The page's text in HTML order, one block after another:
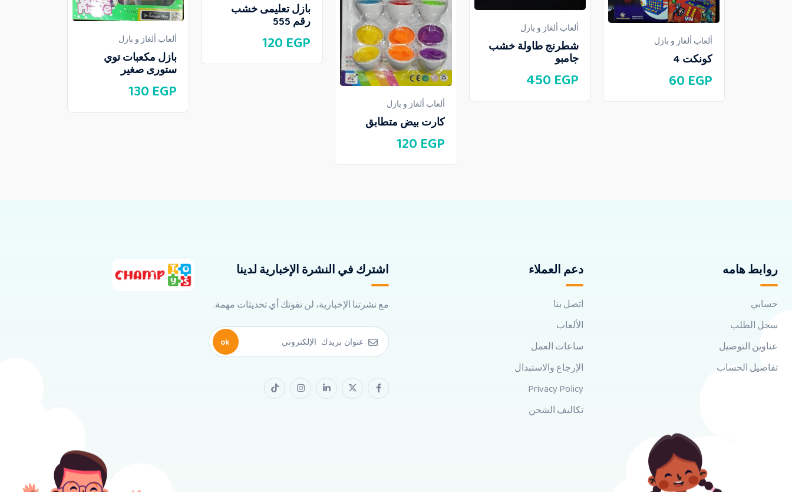
ألعاب ألغاز و بازل
كونكت 4
60 EGP
ألعاب ألغاز و بازل
شطرنج طاولة خشب
جامبو
450 EGP
ألعاب ألغاز و بازل
كارت بيض متطابق
120 EGP
بازل تعليمى خشب
رقم 555
120 EGP ألعاب ألغاز و بازل
بازل مكعبات توي
ستورى صغير
130 EGP
روابط هامه
حسابي
سجل الطلب
عناوين التوصيل
تفاصيل الحساب
دعم العملاء
اتصل بنا
الألعاب
ساعات العمل
الإرجاع والاستبدال
Privacy Policy
تكاليف الشحن
اشترك في النشرة الإخبارية لدينا
مع نشرتنا الإخبارية، لن تفوتك أي تحديثات مهمة.
ok